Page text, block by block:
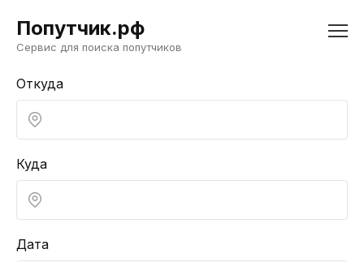
Попутчик.рф
Сервис для поиска попутчиков
Откуда
Куда
Дата